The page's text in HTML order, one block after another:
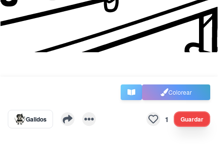
Colorear
Galidos 1 Guardar